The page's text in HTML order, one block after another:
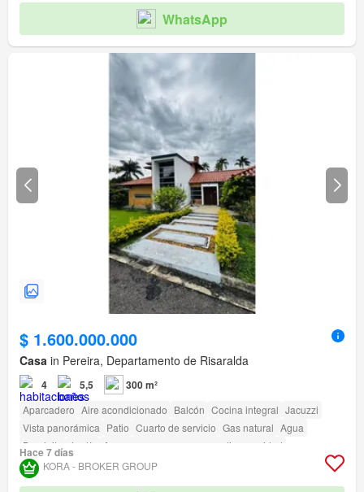
WhatsApp
$ 1.600.000.000
Casa in Pereira, Departamento de Risaralda
4 5,5 300 m²
Aparcadero Aire acondicionado Balcón Cocina integral Jacuzzi
Vista panorámica Patio Cuarto de servicio Gas natural Agua
Depósito
Jardín Acceso para personas con discapacidad
Hace 7 días
KORA - BROKER GROUP